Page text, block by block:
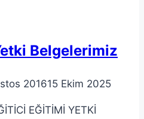
Belgelerimiz
201615 Ekim 2025
EĞİTİMİ YETKİ